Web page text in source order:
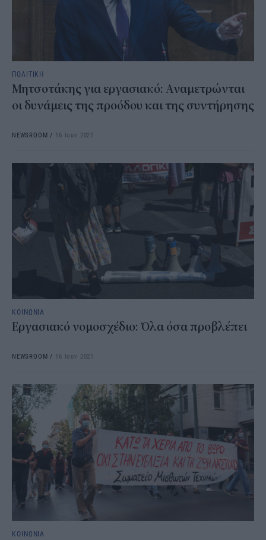
ΠΟΛΙΤΙΚΗ
Μητσοτάκης για εργασιακό: Αναμετρώνται
οι δυνάμεις της προόδου και της συντήρησης
NEWSROOM / 16 Ιουν 2021
ΚΟΙΝΩΝΙΑ
Εργασιακό νομοσχέδιο: Όλα όσα προβλέπει
NEWSROOM / 16 Ιουν 2021
ΚΟΙΝΩΝΙΑ